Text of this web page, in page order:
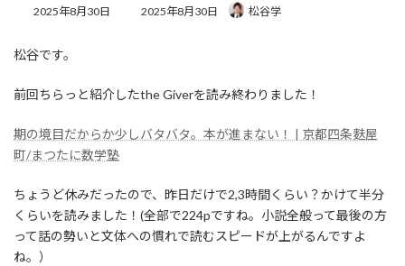
2025年8月30日
最
時
:
2025年8月30日 松谷学
松谷です。
前回ちらっと紹介したthe Giverを読み終わりました！
期の境目だからか少しバタバタ。本が進まない！ | 京都四条麩屋
町/まつたに数学塾
ちょうど休みだったので、昨日だけで2,3時間くらい？かけて半分
くらいを読みました！(全部で224pですね。小説全般って最後の方
って話の勢いと文体への慣れで読むスピードが上がるんですよ
ね。）